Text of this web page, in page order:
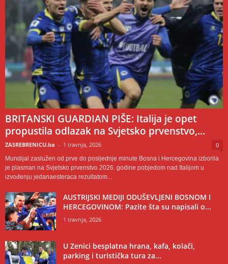
BRITANSKI GUARDIAN PIŠE: Italija je opet
propustila odlazak na Svjetsko prvenstvo,...
ZASREBRENICU.ba - 1 travnja, 2026 0
Mundijal zaslužen od prve do posljednje minute Bosna i Hercegovina izborila
je plasman na Svjetsko prvenstvo 2026. godine pobjedom nad Italijom u
izvođenju jedanaesteraca rezultatom...
AUSTRIJSKI MEDIJI ODUŠEVLJENI BOSNOM I
HERCEGOVINOM: Pazite šta su napisali o...
1 travnja, 2026
U Zenici besplatna hrana, kafa, kolači,
parking i turistička tura za...